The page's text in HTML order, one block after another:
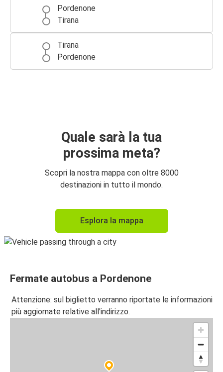
Pordenone
Tirana
Tirana
Pordenone
Quale sarà la tua
prossima meta?
Scopri la nostra mappa con oltre 8000
destinazioni in tutto il mondo.
Esplora la mappa
Fermate autobus a Pordenone
Attenzione: sul biglietto verranno riportate le informazioni
più aggiornate relative all'indirizzo.